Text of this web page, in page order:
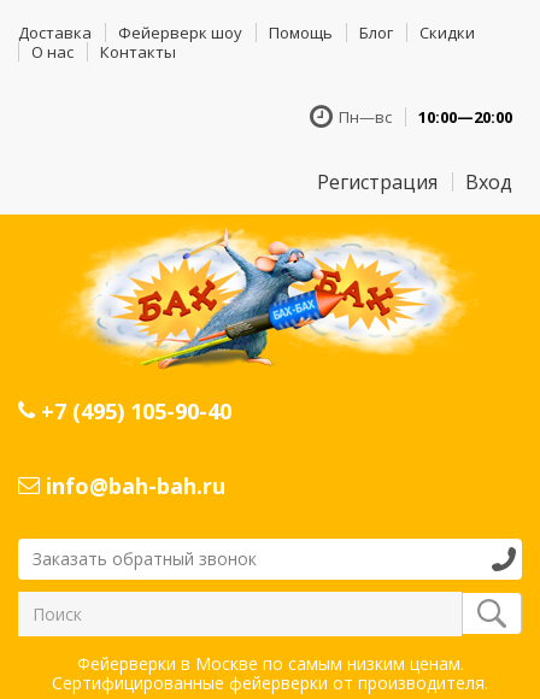
Доставка Фейерверк шоу Помощь Блог
Скидки
О нас
Контакты
Пн—вс 10:00—20:00
Регистрация Вход
+7 (495) 105-90-40
info@bah-bah.ru
Заказать обратный звонок
Фейерверки в Москве по самым низким ценам.
Сертифицированные фейерверки от производителя.